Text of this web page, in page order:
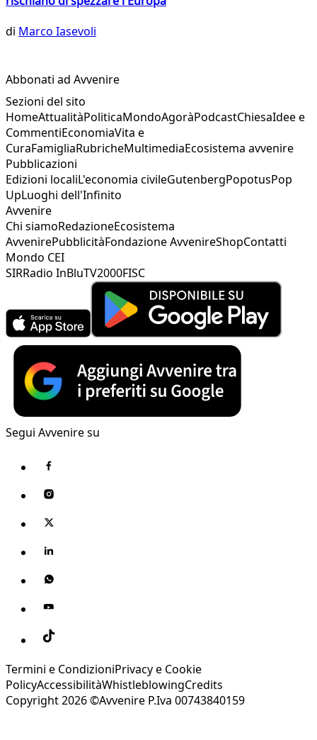
di Marco Iasevoli
Abbonati ad Avvenire
Sezioni del sito
HomeAttualitàPoliticaMondoAgoràPodcastChiesaIdee e
CommentiEconomiaVita e
CuraFamigliaRubricheMultimediaEcosistema avvenire
Pubblicazioni
Edizioni localiL'economia civileGutenbergPopotusPop
UpLuoghi dell'Infinito
Avvenire
Chi siamoRedazioneEcosistema
AvvenirePubblicitàFondazione AvvenireShopContatti
Mondo CEI
SIRRadio InBluTV2000FISC
Segui Avvenire su
Termini e CondizioniPrivacy e Cookie
PolicyAccessibilitàWhistleblowingCredits
Copyright 2026 ©Avvenire P.Iva 00743840159